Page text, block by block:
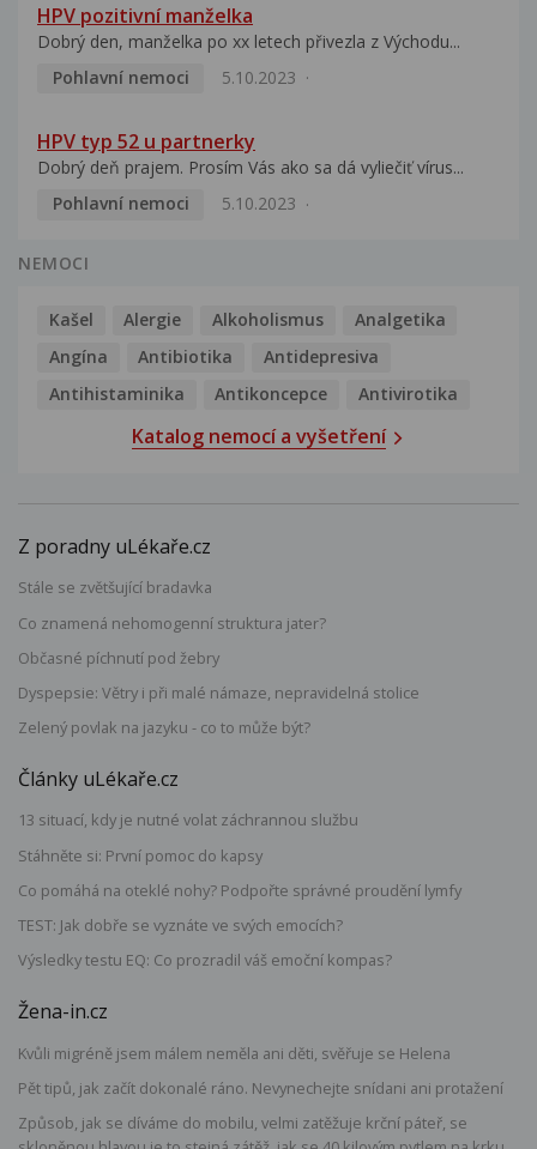
HPV pozitivní manželka
Dobrý den, manželka po xx letech přivezla z Východu...
Pohlavní nemoci
5.10.2023
HPV typ 52 u partnerky
Dobrý deň prajem. Prosím Vás ako sa dá vyliečiť vírus...
Pohlavní nemoci
5.10.2023
NEMOCI
Kašel Alergie Alkoholismus
Analgetika
Angína
Antibiotika
Antidepresiva
Antihistaminika
Antikoncepce Antivirotika
Katalog nemocí a vyšetření
Z poradny uLékaře.cz
Stále se zvětšující bradavka
Co znamená nehomogenní struktura jater?
Občasné píchnutí pod žebry
Dyspepsie: Větry i při malé námaze, nepravidelná stolice
Zelený povlak na jazyku - co to může být?
Články uLékaře.cz
13 situací, kdy je nutné volat záchrannou službu
Stáhněte si: První pomoc do kapsy
Co pomáhá na oteklé nohy? Podpořte správné proudění lymfy
TEST: Jak dobře se vyznáte ve svých emocích?
Výsledky testu EQ: Co prozradil váš emoční kompas?
Žena-in.cz
Kvůli migréně jsem málem neměla ani děti, svěřuje se Helena
Pět tipů, jak začít dokonalé ráno. Nevynechejte snídani ani protažení
Způsob, jak se díváme do mobilu, velmi zatěžuje krční páteř, se